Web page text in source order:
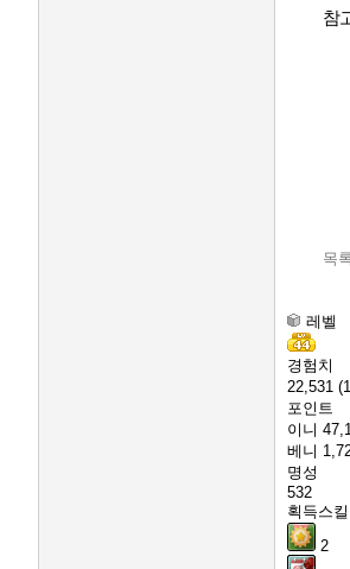
참
목
레벨
경험치
22,531
포인트
이니
베니
명성
532
획득스킬
2